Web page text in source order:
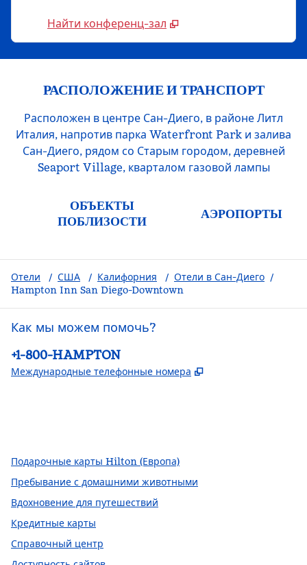
Найти конференц-зал
РАСПОЛОЖЕНИЕ И ТРАНСПОРТ
Расположен в центре Сан-Диего, в районе Литл
Италия, напротив парка Waterfront Park и залива
Сан-Диего, рядом со Старым городом, деревней
Seaport Village, кварталом газовой лампы
ОБЪЕКТЫ
ПОБЛИЗОСТИ
АЭРОПОРТЫ
Отели / США / Калифорния / Отели в Сан-Диего /
Hampton Inn San Diego-Downtown
Как мы можем помочь?
Телефон:
+1-800-HAMPTON
Международные телефонные номера ,
Подарочные карты Hilton (Европа)
Пребывание с домашними животными
Вдохновение для путешествий
Кредитные карты
Справочный центр